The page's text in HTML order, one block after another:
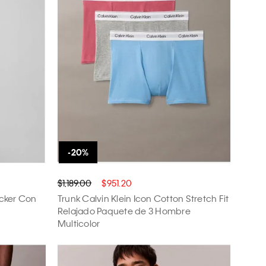
Con
$1,189.00 $951.20
Trunk Calvin Klein Icon Cotton Stretch Fit
Relajado Paquete de 3 Hombre
Multicolor